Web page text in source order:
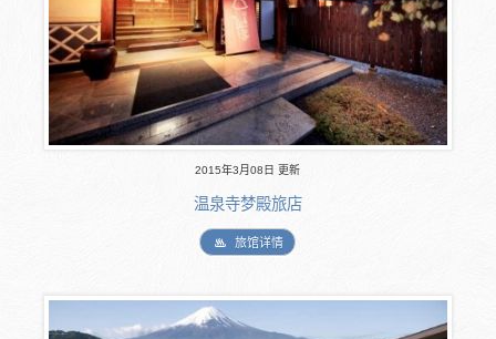
2015年3月08日 更新
温泉寺梦殿旅店
旅馆详情